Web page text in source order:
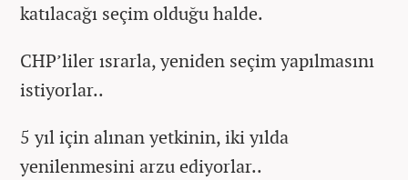
katılacağı seçim olduğu halde.
CHP’liler ısrarla, yeniden seçim yapılmasını
istiyorlar..
5 yıl için alınan yetkinin, iki yılda
yenilenmesini arzu ediyorlar..